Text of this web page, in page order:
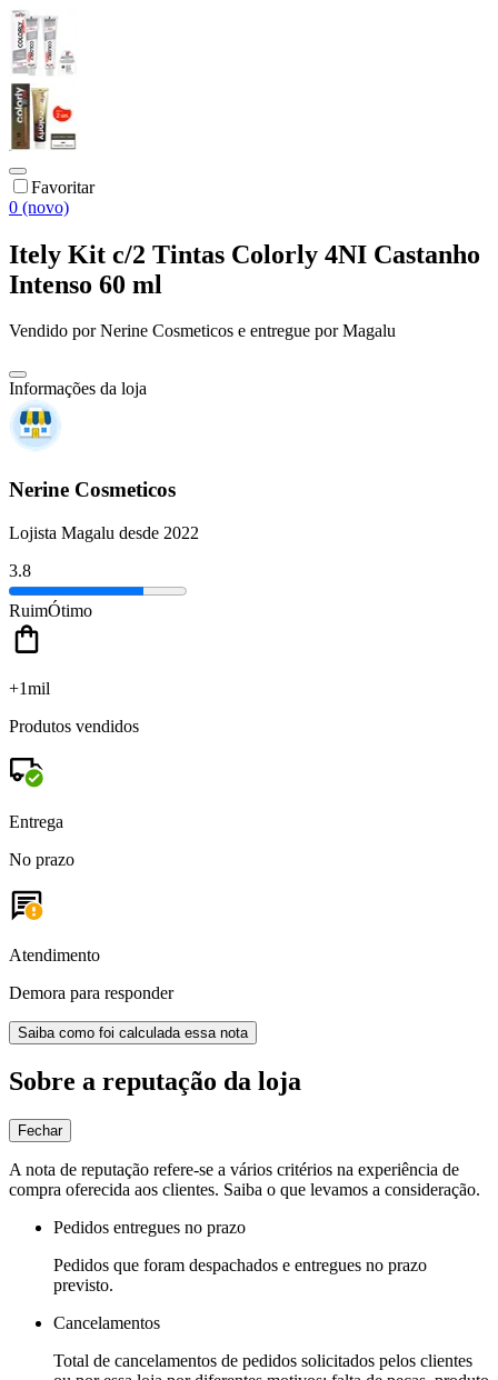
Favoritar
0 (novo)
Itely Kit c/2 Tintas Colorly 4NI Castanho
Intenso 60 ml
Vendido porNerine Cosmeticos e entregue por Magalu
Informações da loja
Nerine Cosmeticos
Lojista Magalu desde 2022
3.8
RuimÓtimo
+1mil
Produtos vendidos
Entrega
No prazo
Atendimento
Demora para responder
Saiba como foi calculada essa nota
Sobre a reputação da loja
Fechar
A nota de reputação refere-se a vários critérios na experiência de
compra oferecida aos clientes. Saiba o que levamos a consideração.
Pedidos entregues no prazo
Pedidos que foram despachados e entregues no prazo
previsto.
Cancelamentos
Total de cancelamentos de pedidos solicitados pelos clientes